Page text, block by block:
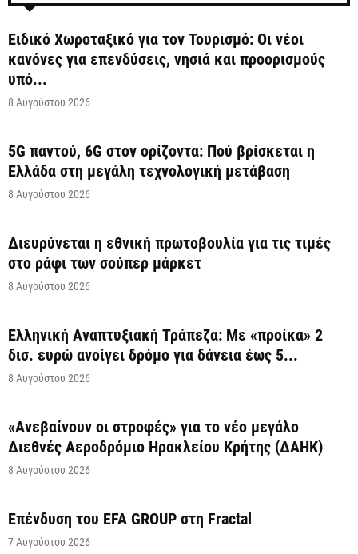
Ειδικό Χωροταξικό για τον Τουρισμό: Οι νέοι
κανόνες για επενδύσεις, νησιά και προορισμούς
υπό...
8 Αυγούστου 2026
5G παντού, 6G στον ορίζοντα: Πού βρίσκεται η
Ελλάδα στη μεγάλη τεχνολογική μετάβαση
8 Αυγούστου 2026
Διευρύνεται η εθνική πρωτοβουλία για τις τιμές
στο ράφι των σούπερ μάρκετ
8 Αυγούστου 2026
Ελληνική Αναπτυξιακή Τράπεζα: Με «προίκα» 2
δισ. ευρώ ανοίγει δρόμο για δάνεια έως 5...
8 Αυγούστου 2026
«Ανεβαίνουν οι στροφές» για το νέο μεγάλο
Διεθνές Αεροδρόμιο Ηρακλείου Κρήτης (ΔΑΗΚ)
8 Αυγούστου 2026
Επένδυση του EFA GROUP στη Fractal
7 Αυγούστου 2026